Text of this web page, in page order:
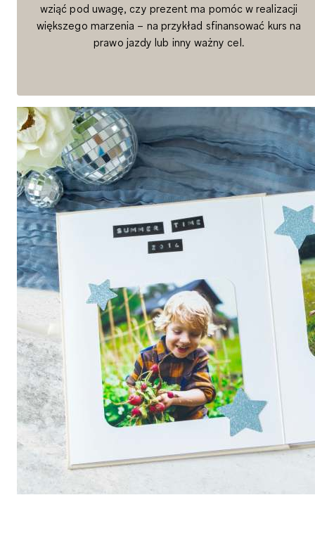
wziąć pod uwagę, czy prezent ma pomóc w realizacji
większego marzenia – na przykład sfinansować kurs na
prawo jazdy lub inny ważny cel.